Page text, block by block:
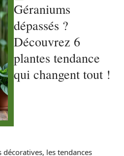
Géraniums
dépassés ?
Découvrez 6
plantes tendance
qui changent tout !
décoratives, les tendances